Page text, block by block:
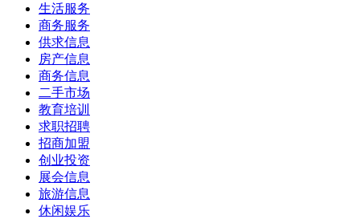
生活服务
商务服务
供求信息
房产信息
商务信息
二手市场
教育培训
求职招聘
招商加盟
创业投资
展会信息
旅游信息
休闲娱乐